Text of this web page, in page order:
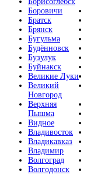
Боровичи
Братск
Брянск
Бугульма
Будённовск
Бузулук
Буйнакск
Великие Луки
Великий
Новгород
Верхняя
Пышма
Видное
Владивосток
Владикавказ
Владимир
Волгоград
Волгодонск